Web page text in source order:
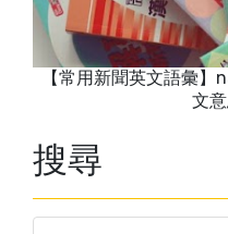
【常用新聞英文語彙
文
搜尋